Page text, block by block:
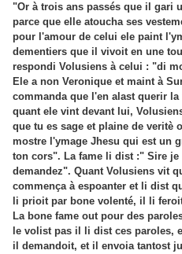
"Or à trois ans passés que il gari
parce que elle atoucha ses
pour l'amour de celui ele paint
dementiers que il vivoit en une
respondi Volusiens à celui : "di
Ele a non Veronique et maint à
commanda que l'en alast querir
quant ele vint devant lui,
que tu es sage et plaine de veritè
mostre l'ymage Jhesu qui est un
ton cors". La fame li dist :" Sire je
demandez". Quant Volusiens vit
commença à espoanter et li dist
li prioit par bone volenté, il li
La bone fame out pour des
le volist pas il li dist ces paroles,
il demandoit, et il envoia tantost